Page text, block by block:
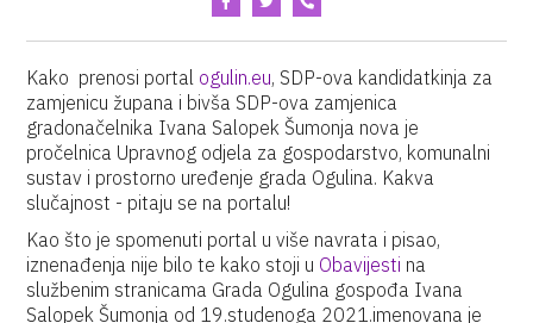
Kako prenosi portal ogulin.eu, SDP-ova kandidatkinja za
zamjenicu župana i bivša SDP-ova zamjenica
gradonačelnika Ivana Salopek Šumonja nova je
pročelnica Upravnog odjela za gospodarstvo, komunalni
sustav i prostorno uređenje grada Ogulina. Kakva
slučajnost - pitaju se na portalu!
Kao što je spomenuti portal u više navrata i pisao,
iznenađenja nije bilo te kako stoji u Obavijesti na
službenim stranicama Grada Ogulina gospođa Ivana
Salopek Šumonja od 19.studenoga 2021.imenovana je